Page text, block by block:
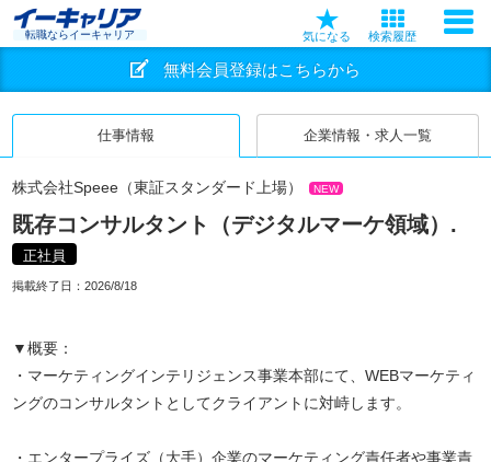
転職ならイーキャリア 気になる 検索履歴
無料会員登録はこちらから
仕事情報 企業情報・求人一覧
株式会社Speee（東証スタンダード上場） NEW
既存コンサルタント（デジタルマーケ領域）.
正社員
掲載終了日： 2026/8/18
▼概要：
・マーケティングインテリジェンス事業本部にて、WEBマーケティ
ングのコンサルタントとしてクライアントに対峙します。
・エンタープライズ（大手）企業のマーケティング責任者や事業責